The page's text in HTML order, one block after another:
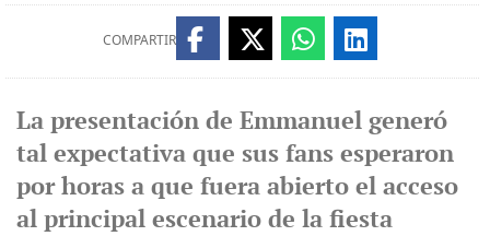
COMPARTIR
La presentación de Emmanuel generó
tal expectativa que sus fans esperaron
por horas a que fuera abierto el acceso
al principal escenario de la fiesta